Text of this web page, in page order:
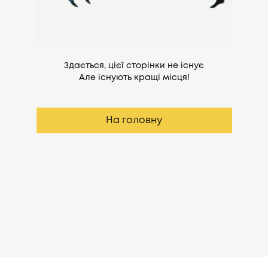
Здається, цієї сторінки не існує
Але існують кращі місця!
На головну